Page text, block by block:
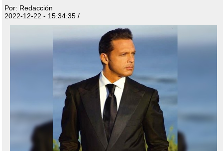
Por: Redacción
2022-12-22 - 15:34:35 /